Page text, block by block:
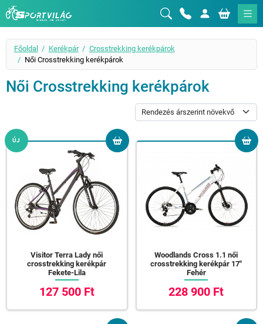
Sportvilág
Főoldal Kerékpár
Crosstrekking kerékpárok
Női Crosstrekking kerékpárok
Női Crosstrekking kerékpárok
ÚJ
Visitor Terra Lady női
crosstrekking kerékpár
Fekete-Lila
127 500 Ft
Woodlands Cross 1.1 női
crosstrekking kerékpár 17"
Fehér
228 900 Ft